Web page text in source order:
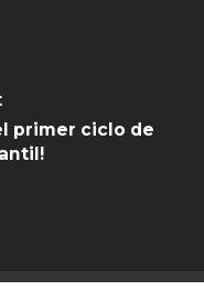
primer ciclo de